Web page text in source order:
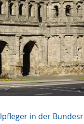
in der